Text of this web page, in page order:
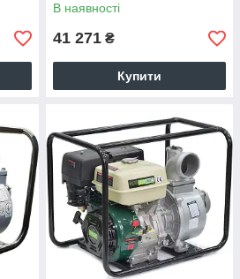
В наявності
41 271 ₴
Купити